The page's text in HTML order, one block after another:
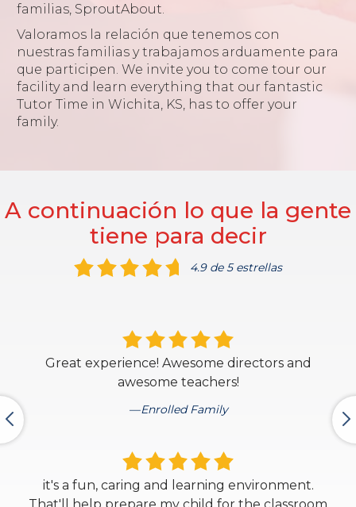
familias, SproutAbout.
Valoramos la relación que tenemos con
nuestras familias y trabajamos arduamente para
que participen. We invite you to come tour our
facility and learn everything that our fantastic
Tutor Time in Wichita, KS, has to offer your
family.
A continuación lo que la gente
tiene para decir
4.9 de 5 estrellas
Great experience! Awesome directors and
awesome teachers!
Enrolled Family
it's a fun, caring and learning environment.
That'll help prepare my child for the classroom